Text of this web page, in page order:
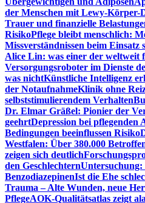
der Menschen mit Lewy-Körper-
Trauer und finanzielle
RisikoPflege bleibt menschlich:
Missverständnissen beim Einsatz
Alice Lin: was einer der weltweit
Versorgungsroboter im Dienste
was nichtKünstliche Intelligenz
der NotaufnahmeKlinik ohne
selbststimulierendem Verhalten
Dr. Elmar Gräßel: Pionier der
geehrtDepression bei pflegenden
Bedingungen beeinflussen Risiko
Westfalen: Über 380.000
zeigen sich deutlich
den GeschlechternUntersuchung:
BenzodiazepinenIst die Ehe
Trauma – Alte Wunden, neue
PflegeAOK-Qualitätsatlas zeigt